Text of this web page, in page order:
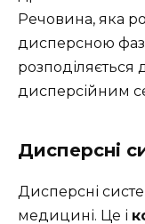
Речовина, яка
дисперсною
розподіляється
дисперсійним
Дисперсні
Дисперсні
медицині. Це і